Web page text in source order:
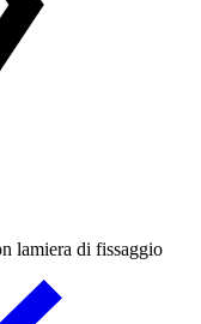
lamiera di fissaggio